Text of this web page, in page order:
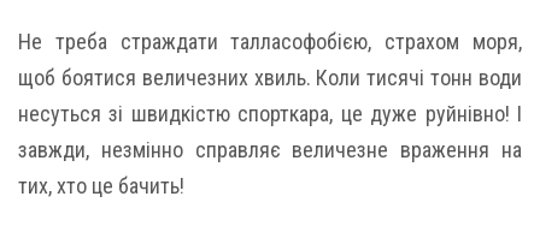
Не треба страждати талласофобією, страхом моря,
щоб боятися величезних хвиль. Коли тисячі тонн води
несуться зі швидкістю спорткара, це дуже руйнівно! І
завжди, незмінно справляє величезне враження на
тих, хто це бачить!